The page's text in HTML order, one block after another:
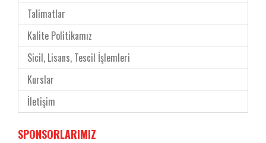
Talimatlar
Kalite Politikamız
Sicil, Lisans, Tescil İşlemleri
Kurslar
İletişim
SPONSORLARIMIZ